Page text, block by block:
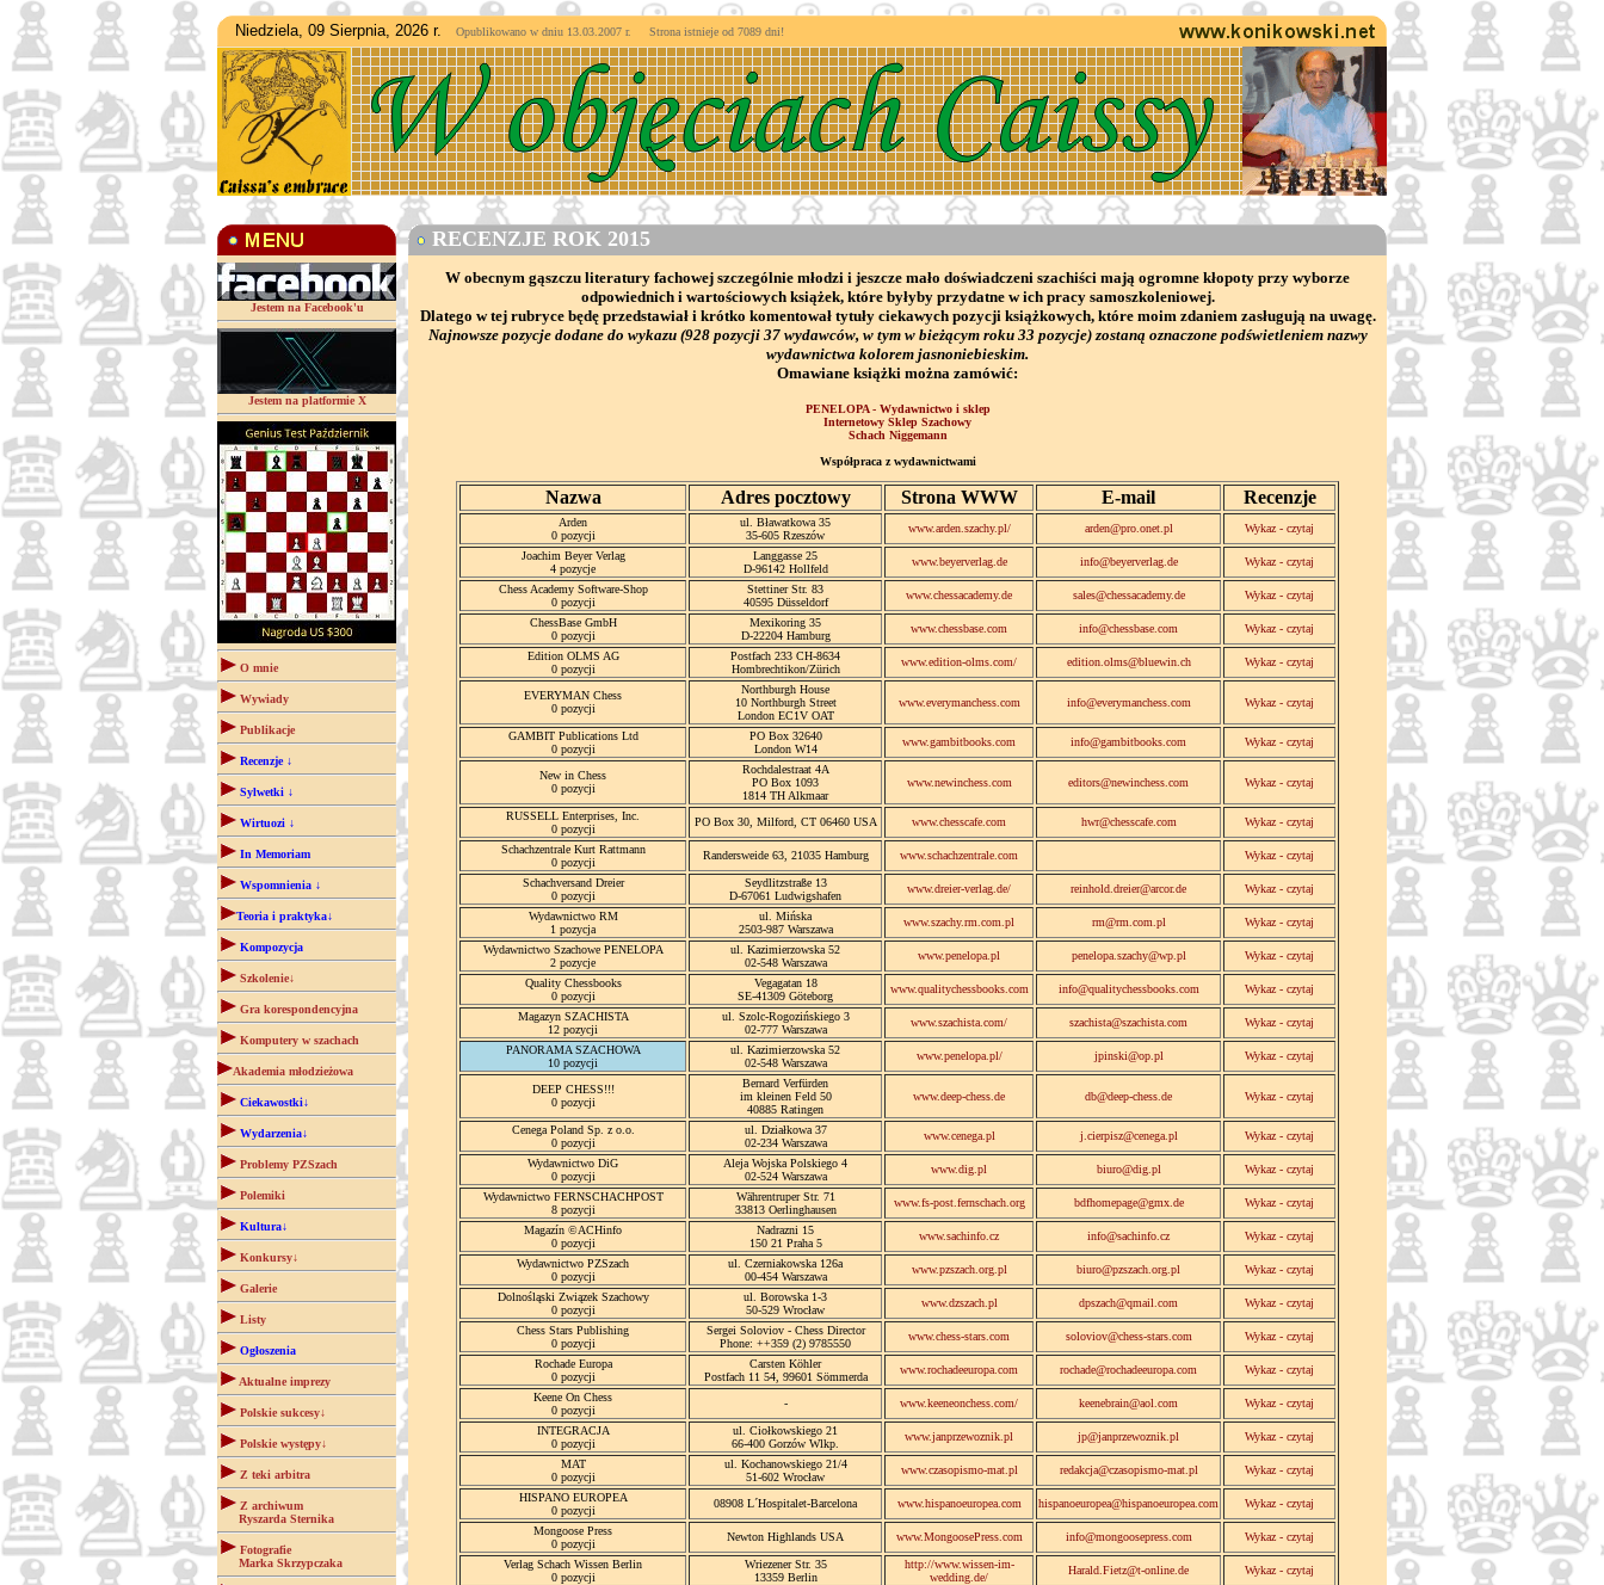
Niedziela, 09 Sierpnia, 2026 r. Opublikowano w dniu 13.03.2007 r. Strona istnieje od 7089 dni!
Jestem na Facebook'u
Jestem na platformie X
O mnie
Wywiady
Publikacje
Recenzje ↓
Sylwetki ↓
Wirtuozi ↓
In Memoriam
Wspomnienia ↓
Teoria i praktyka↓
Kompozycja
Szkolenie↓
Gra korespondencyjna
Komputery w szachach
Akademia młodzieżowa
Ciekawostki↓
Wydarzenia↓
Problemy PZSzach
Polemiki
Kultura↓
Konkursy↓
Galerie
Listy
Ogłoszenia
Aktualne imprezy
Polskie sukcesy↓
Polskie występy↓
Z teki arbitra
Z archiwum
Ryszarda Sternika
Fotografie
Marka Skrzypczaka
RECENZJE ROK 2015
W obecnym gąszczu literatury fachowej szczególnie młodzi i jeszcze mało doświadczeni szachiści mają ogromne kłopoty przy wyborze
odpowiednich i wartościowych książek, które byłyby przydatne w ich pracy samoszkoleniowej.
Dlatego w tej rubryce będę przedstawiał i krótko komentował tytuły ciekawych pozycji książkowych, które moim zdaniem zasługują na uwagę.
Najnowsze pozycje dodane do wykazu (928 pozycji 37 wydawców, w tym w bieżącym roku 33 pozycje) zostaną oznaczone podświetleniem nazwy
wydawnictwa kolorem jasnoniebieskim.
Omawiane książki można zamówić:
PENELOPA - Wydawnictwo i sklep
Internetowy Sklep Szachowy
Schach Niggemann
Współpraca z wydawnictwami
Nazwa Adres pocztowy Strona WWW E-mail Recenzje
Arden
0 pozycji
ul. Bławatkowa 35
35-605 Rzeszów
www.arden.szachy.pl/ arden@pro.onet.pl Wykaz - czytaj
Joachim Beyer Verlag
4 pozycje
Langgasse 25
D-96142 Hollfeld
www.beyerverlag.de info@beyerverlag.de Wykaz - czytaj
Chess Academy Software-Shop
0 pozycji
Stettiner Str. 83
40595 Düsseldorf
www.chessacademy.de sales@chessacademy.de Wykaz - czytaj
ChessBase GmbH
0 pozycji
Mexikoring 35
D-22204 Hamburg
www.chessbase.com info@chessbase.com Wykaz - czytaj
Edition OLMS AG
0 pozycji
Postfach 233 CH-8634
Hombrechtikon/Zürich
www.edition-olms.com/ edition.olms@bluewin.ch Wykaz - czytaj
EVERYMAN Chess
0 pozycji
Northburgh House
10 Northburgh Street
London EC1V OAT
www.everymanchess.com info@everymanchess.com Wykaz - czytaj
GAMBIT Publications Ltd
0 pozycji
PO Box 32640
London W14
www.gambitbooks.com info@gambitbooks.com Wykaz - czytaj
New in Chess
0 pozycji
Rochdalestraat 4A
PO Box 1093
1814 TH Alkmaar
www.newinchess.com editors@newinchess.com Wykaz - czytaj
RUSSELL Enterprises, Inc.
0 pozycji
PO Box 30, Milford, CT 06460 USA www.chesscafe.com hwr@chesscafe.com Wykaz - czytaj
Schachzentrale Kurt Rattmann
0 pozycji
Randersweide 63, 21035 Hamburg www.schachzentrale.com Wykaz - czytaj
Schachversand Dreier
0 pozycji
Seydlitzstraße 13
D-67061 Ludwigshafen
www.dreier-verlag.de/ reinhold.dreier@arcor.de Wykaz - czytaj
Wydawnictwo RM
1 pozycja
ul. Mińska
2503-987 Warszawa
www.szachy.rm.com.pl rm@rm.com.pl Wykaz - czytaj
Wydawnictwo Szachowe PENELOPA
2 pozycje
ul. Kazimierzowska 52
02-548 Warszawa
www.penelopa.pl penelopa.szachy@wp.pl Wykaz - czytaj
Quality Chessbooks
0 pozycji
Vegagatan 18
SE-41309 Göteborg
www.qualitychessbooks.com info@qualitychessbooks.com Wykaz - czytaj
Magazyn SZACHISTA
12 pozycji
ul. Szolc-Rogozińskiego 3
02-777 Warszawa
www.szachista.com/ szachista@szachista.com Wykaz - czytaj
PANORAMA SZACHOWA
10 pozycji
ul. Kazimierzowska 52
02-548 Warszawa
www.penelopa.pl/ jpinski@op.pl Wykaz - czytaj
DEEP CHESS!!!
0 pozycji
Bernard Verfürden
im kleinen Feld 50
40885 Ratingen
www.deep-chess.de db@deep-chess.de Wykaz - czytaj
Cenega Poland Sp. z o.o.
0 pozycji
ul. Działkowa 37
02-234 Warszawa
www.cenega.pl j.cierpisz@cenega.pl Wykaz - czytaj
Wydawnictwo DiG
0 pozycji
Aleja Wojska Polskiego 4
02-524 Warszawa
www.dig.pl biuro@dig.pl Wykaz - czytaj
Wydawnictwo FERNSCHACHPOST
8 pozycji
Währentruper Str. 71
33813 Oerlinghausen
www.fs-post.fernschach.org bdfhomepage@gmx.de Wykaz - czytaj
Magazín ©ACHinfo
0 pozycji
Nadrazni 15
150 21 Praha 5
www.sachinfo.cz info@sachinfo.cz Wykaz - czytaj
Wydawnictwo PZSzach
0 pozycji
ul. Czerniakowska 126a
00-454 Warszawa
www.pzszach.org.pl biuro@pzszach.org.pl Wykaz - czytaj
Dolnośląski Związek Szachowy
0 pozycji
ul. Borowska 1-3
50-529 Wrocław
www.dzszach.pl dpszach@qmail.com Wykaz - czytaj
Chess Stars Publishing
0 pozycji
Sergei Soloviov - Chess Director
Phone: ++359 (2) 9785550
www.chess-stars.com soloviov@chess-stars.com Wykaz - czytaj
Rochade Europa
0 pozycji
Carsten Köhler
Postfach 11 54, 99601 Sömmerda
www.rochadeeuropa.com rochade@rochadeeuropa.com Wykaz - czytaj
Keene On Chess
0 pozycji
- www.keeneonchess.com/ keenebrain@aol.com Wykaz - czytaj
INTEGRACJA
0 pozycji
ul. Ciołkowskiego 21
66-400 Gorzów Wlkp.
www.janprzewoznik.pl jp@janprzewoznik.pl Wykaz - czytaj
MAT
0 pozycji
ul. Kochanowskiego 21/4
51-602 Wrocław
www.czasopismo-mat.pl redakcja@czasopismo-mat.pl Wykaz - czytaj
HISPANO EUROPEA
0 pozycji
08908 L´Hospitalet-Barcelona www.hispanoeuropea.com hispanoeuropea@hispanoeuropea.com Wykaz - czytaj
Mongoose Press
0 pozycji
Newton Highlands USA www.MongoosePress.com info@mongoosepress.com Wykaz - czytaj
Verlag Schach Wissen Berlin
0 pozycji
Wriezener Str. 35
13359 Berlin
http://www.wissen-im-
wedding.de/
Harald.Fietz@t-online.de Wykaz - czytaj